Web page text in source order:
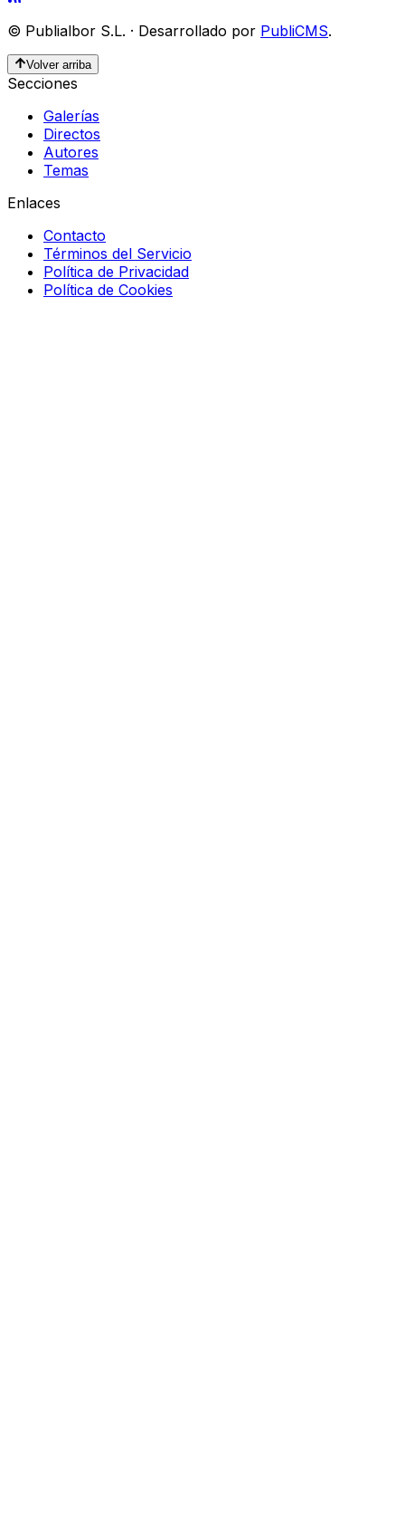
© Publialbor S.L. · Desarrollado por PubliCMS.
Volver arriba
Secciones
Galerías
Directos
Autores
Temas
Enlaces
Contacto
Términos del Servicio
Política de Privacidad
Política de Cookies